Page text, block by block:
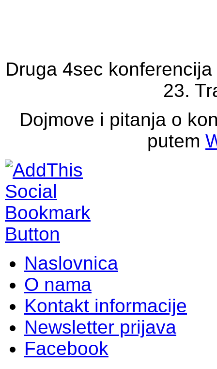
Druga 4sec
23.
Dojmove i pitanja o
putem
Naslovnica
O nama
Kontakt informacije
Newsletter prijava
Facebook